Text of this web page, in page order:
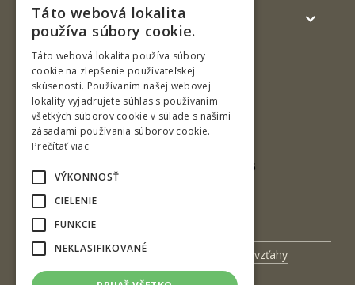
Borovianska cesta 2171/ 66
Verejnosť a médiá
Univerzitný magazín
Medzinárodné vzťahy
Veda a výskum
Zamestnanci
Táto webová lokalita
používa súbory cookie.
Táto webová lokalita používa súbory
cookie na zlepšenie používateľskej
skúsenosti. Používaním našej webovej
lokality vyjadrujete súhlas s používaním
všetkých súborov cookie v súlade s našimi
zásadami používania súborov cookie.
Prečítať viac
VÝKONNOSŤ
CIELENIE
FUNKCIE
NEKLASIFIKOVANÉ